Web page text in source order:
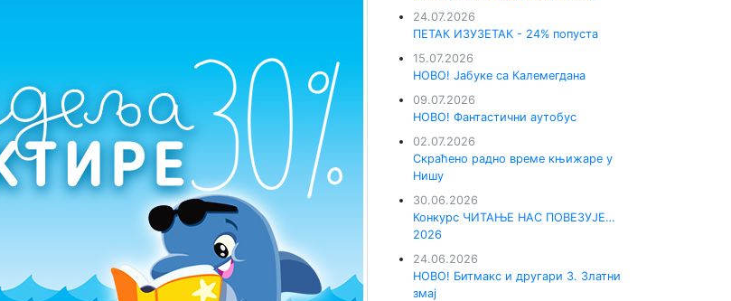
24.07.2026
ПЕТАК ИЗУЗЕТАК - 24% попуста
15.07.2026
НОВО! Јабуке са Калемегдана
09.07.2026
НОВО! Фантастични аутобус
02.07.2026
Скраћено радно време књижаре у
Нишу
30.06.2026
Конкурс ЧИТАЊЕ НАС ПОВЕЗУЈЕ…
2026
24.06.2026
НОВО! Битмакс и другари 3. Златни
змај